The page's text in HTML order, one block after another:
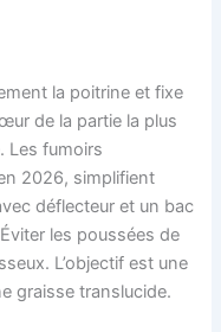
la poitrine et fixe
de la partie la plus
Les fumoirs
2026, simplifient
déflecteur et un bac
les poussées de
L’objectif est une
graisse translucide.